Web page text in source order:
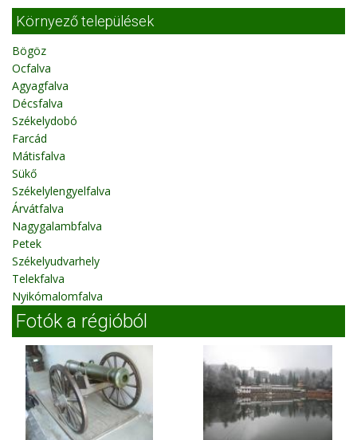
Környező települések
Bögöz
Ocfalva
Agyagfalva
Décsfalva
Székelydobó
Farcád
Mátisfalva
Sükő
Székelylengyelfalva
Árvátfalva
Nagygalambfalva
Petek
Székelyudvarhely
Telekfalva
Nyikómalomfalva
Fotók a régióból